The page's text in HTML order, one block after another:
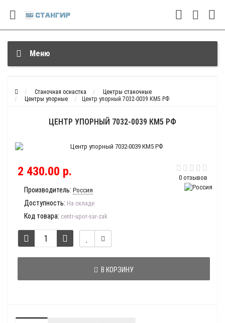
Меню
Станочная оснастка
Центры станочные
Центры упорные
Центр упорный 7032-0039 КМ5 РФ
ЦЕНТР УПОРНЫЙ 7032-0039 КМ5 РФ
0 отзывов
2 430.00 р.
Производитель: Россия
Доступность: На складе
Код товара: centr-upor-sar-zak
В КОРЗИНУ